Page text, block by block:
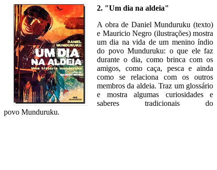
2. "Um dia na aldeia"
A obra de Daniel Munduruku (texto)
e Mauricio Negro (ilustrações) mostra
um dia na vida de um menino índio
do povo Munduruku: o que ele faz
durante o dia, como brinca com os
amigos, como caça, pesca e ainda
como se relaciona com os outros
membros da aldeia. Traz um glossário
e mostra algumas curiosidades e
saberes tradicionais do
povo Munduruku.